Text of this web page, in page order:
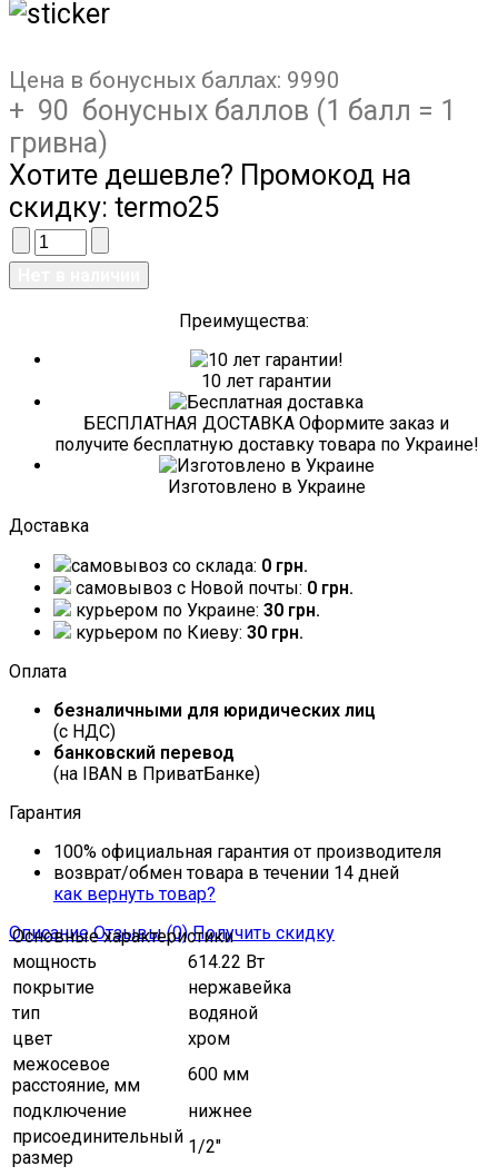
Цена в бонусных баллах: 9990
+ 90 бонусных баллов (1 балл = 1
гривна)
Хотите дешевле? Промокод на
скидку: termo25
Преимущества:
10 лет гарантии
БЕСПЛАТНАЯ ДОСТАВКА Оформите заказ и
получите бесплатную доставку товара по Украине!
Изготовлено в Украине
Доставка
самовывоз со склада: 0 грн.
самовывоз c Новой почты: 0 грн.
курьером по Украине: 30 грн.
курьером по Киеву: 30 грн.
Оплата
безналичными для юридических лиц
(с НДС)
банковский перевод
(на IBAN в ПриватБанке)
Гарантия
100% официальная гарантия от производителя
возврат/обмен товара в течении 14 дней
как вернуть товар?
Описание Отзывы (0) Получить скидку
Основные характеристики
мощность
614.22 Вт
покрытие
нержавейка
тип
водяной
цвет
хром
межосевое
расстояние, мм
600 мм
подключение
нижнее
присоединительный
размер
1/2"